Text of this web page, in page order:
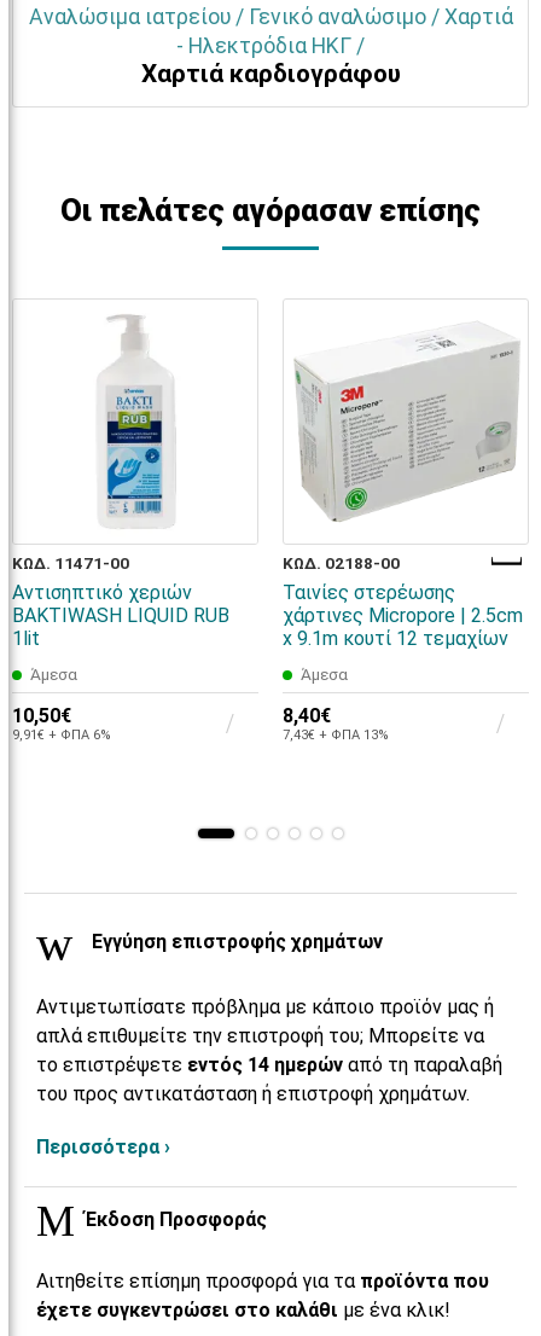
Αναλώσιμα ιατρείου / Γενικό αναλώσιμο / Χαρτιά
- Ηλεκτρόδια ΗΚΓ /
Χαρτιά καρδιογράφου
Οι πελάτες αγόρασαν επίσης
ΚΩΔ. 11471-00
Αντισηπτικό χεριών
BAKTIWASH LIQUID RUB
1lit
Άμεσα
10,50€
9,91€ + ΦΠΑ 6%
ΚΩΔ. 02188-00
Ταινίες στερέωσης
χάρτινες Micropore | 2.5cm
x 9.1m κουτί 12 τεμαχίων
Άμεσα
8,40€
7,43€ + ΦΠΑ 13%
Εγγύηση επιστροφής χρημάτων
Αντιμετωπίσατε πρόβλημα με κάποιο προϊόν μας ή
απλά επιθυμείτε την επιστροφή του; Μπορείτε να
το επιστρέψετε εντός 14 ημερών από τη παραλαβή
του προς αντικατάσταση ή επιστροφή χρημάτων.
Περισσότερα ›
Έκδοση Προσφοράς
Αιτηθείτε επίσημη προσφορά για τα προϊόντα που
έχετε συγκεντρώσει στο καλάθι με ένα κλικ!